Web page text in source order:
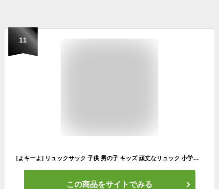
11
[よキーよ] リュックサック 子供 男の子 キッズ 頑丈なリュック 小学生 迷彩 多機能 軽量 通気性 通学 遠足 ハイキング カジュアル 人気 a4サイズ対応
この商品をサイトでみる